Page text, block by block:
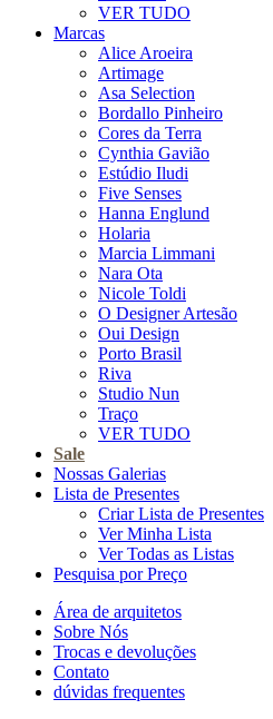
VER TUDO
Marcas
Alice Aroeira
Artimage
Asa Selection
Bordallo Pinheiro
Cores da Terra
Cynthia Gavião
Estúdio Iludi
Five Senses
Hanna Englund
Holaria
Marcia Limmani
Nara Ota
Nicole Toldi
O Designer Artesão
Oui Design
Porto Brasil
Riva
Studio Nun
Traço
VER TUDO
Sale
Nossas Galerias
Lista de Presentes
Criar Lista de Presentes
Ver Minha Lista
Ver Todas as Listas
Pesquisa por Preço
Área de arquitetos
Sobre Nós
Trocas e devoluções
Contato
dúvidas frequentes